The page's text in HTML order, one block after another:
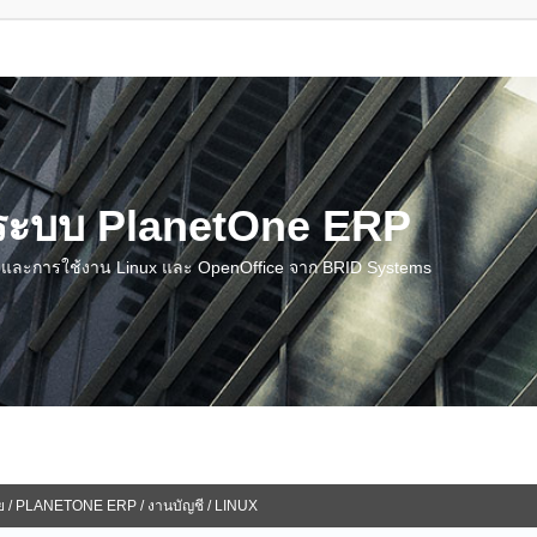
บบ PlanetOne ERP
ะการใช้งาน Linux และ OpenOffice จาก BRID Systems
PLANETONE ERP / งานบัญชี / LINUX